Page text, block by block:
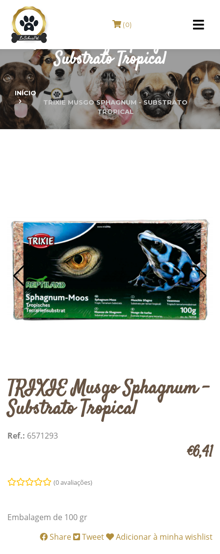
(0)
TRIXIE Musgo Sphagnum -
Substrato Tropical
INÍCIO
TRIXIE MUSGO SPHAGNUM - SUBSTRATO
TROPICAL
TRIXIE Musgo Sphagnum -
Substrato Tropical
Ref.: 6571293
€6,41
(0 avaliações)
Embalagem de 100 gr
Share
Tweet Adicionar à minha wishlist